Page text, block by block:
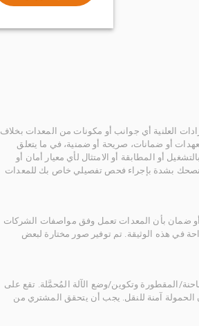
العلنية أي جوانب أو مكونات من المعدات بخلاف
أو ضمانات، صريحة أو ضمنية، في ما يتعلق
أو المطابقة أو الامتثال لأي معيار أمان أو
ننصحك بشدة بإجراء فحص تفصيلي خاص بك للمعدات
ضمان بأن المعدات تعمل وفق مواصفات الشركات
في هذه الوثيقة. تم توفير صور مختارة لبعض
المقطورة وتكوين/وضع الآلة المُحمَّلة. تقع على
الحمولة آمنة للنقل. يجب أن يتحقق المشتري من